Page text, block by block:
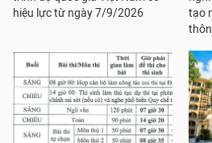
hiệu lực từ ngày 7/9/2026
tạo